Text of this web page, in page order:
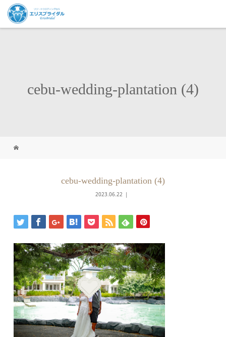
cebu-wedding-plantation (4)
cebu-wedding-plantation (4)
2023.06.22